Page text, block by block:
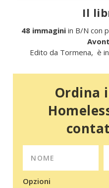
Il
48 immagini in B/N con
Edito da Tormena, è
Ordina
Opzioni